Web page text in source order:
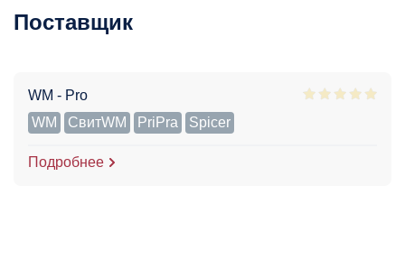
Поставщик
WM - Pro
WM
СвитWM PriPra Spicer
Подробнее